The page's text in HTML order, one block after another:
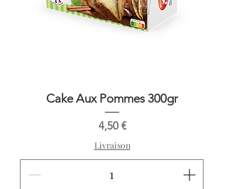
Cake Aux Pommes 300gr
Prix
4,50 €
Livraison